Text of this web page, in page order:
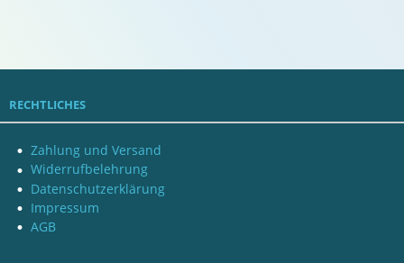
RECHTLICHES
Zahlung und Versand
Widerrufbelehrung
Datenschutzerklärung
Impressum
AGB